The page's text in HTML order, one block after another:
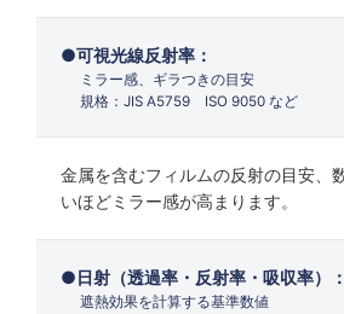
可視光線反射率：
ミラー感、ギラつきの目安
規格：JIS A5759 ISO 9050 など
金属を含むフィルムの反射の目安、
いほどミラー感が高まります。
日射（透過率・反射率・吸収率）：
遮熱効果を計算する基準数値